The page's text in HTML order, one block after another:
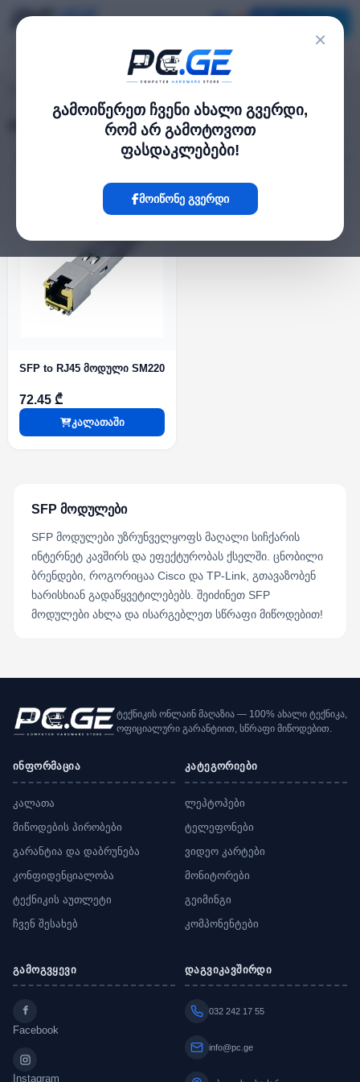
×
გამოიწერეთ ჩვენი ახალი გვერდი,
რომ არ გამოტოვოთ
ფასდაკლებები!
მოიწონე გვერდი
SFP მოდულები
1 პროდუქტი
SFP to RJ45 მოდული SM220
72.45 ₾
კალათაში
SFP მოდულები
SFP მოდულები უზრუნველყოფს მაღალი სიჩქარის
ინტერნეტ კავშირს და ეფექტურობას ქსელში. ცნობილი
ბრენდები, როგორიცაა Cisco და TP-Link, გთავაზობენ
ხარისხიან გადაწყვეტილებებს. შეიძინეთ SFP
მოდულები ახლა და ისარგებლეთ სწრაფი მიწოდებით!
ტექნიკის ონლაინ მაღაზია — 100% ახალი ტექნიკა,
ოფიციალური გარანტიით, სწრაფი მიწოდებით.
ინფორმაცია
კალათა
მიწოდების პირობები
გარანტია და დაბრუნება
კონფიდენციალობა
ტექნიკის აუთლეტი
ჩვენ შესახებ
კატეგორიები
ლეპტოპები
ტელეფონები
ვიდეო კარტები
მონიტორები
გეიმინგი
კომპონენტები
გამოგვყევი
Facebook
Instagram
დაგვიკავშირდი
032 242 17 55
info@pc.ge